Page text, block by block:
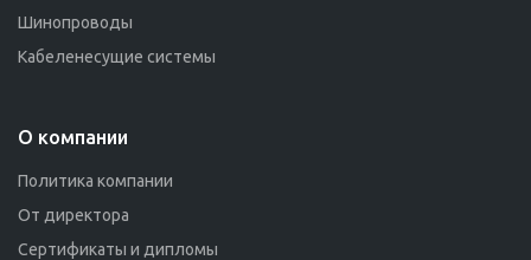
Шинопроводы
Кабеленесущие системы
О компании
Политика компании
От директора
Сертификаты и дипломы